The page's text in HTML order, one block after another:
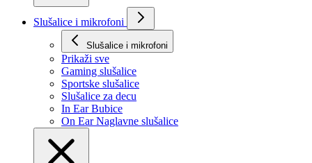
Slušalice i mikrofoni
Slušalice i mikrofoni
Prikaži svе
Gaming slušalice
Sportske slušalice
Slušalice za decu
In Ear Bubice
On Ear Naglavne slušalice